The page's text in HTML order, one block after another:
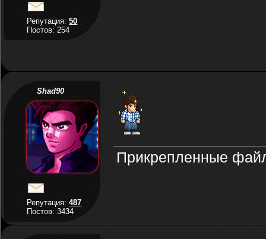
Репутация:50
Постов: 254
Shad90
Репутация:487
Постов: 3434
Прикрепленные